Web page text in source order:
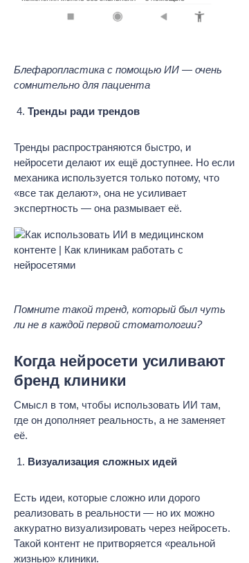
Блефаропластика с помощью ИИ — очень
сомнительно для пациента
Тренды ради трендов
Тренды распространяются быстро, и
нейросети делают их ещё доступнее. Но если
механика используется только потому, что
«все так делают», она не усиливает
экспертность — она размывает её.
Помните такой тренд, который был чуть
ли не в каждой первой стоматологии?
Когда нейросети усиливают
бренд клиники
Смысл в том, чтобы использовать ИИ там,
где он дополняет реальность, а не заменяет
её.
Визуализация сложных идей
Есть идеи, которые сложно или дорого
реализовать в реальности — но их можно
аккуратно визуализировать через нейросеть.
Такой контент не притворяется «реальной
жизнью» клиники.